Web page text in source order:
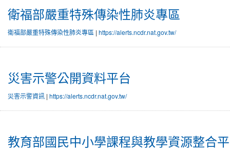
衛福部嚴重特殊傳染性肺炎專區
衛福部嚴重特殊傳染性肺炎專區 | https://alerts.ncdr.nat.gov.tw/
災害示警公開資料平台
災害示警資訊 | https://alerts.ncdr.nat.gov.tw/
教育部國民中小學課程與教學資源整合